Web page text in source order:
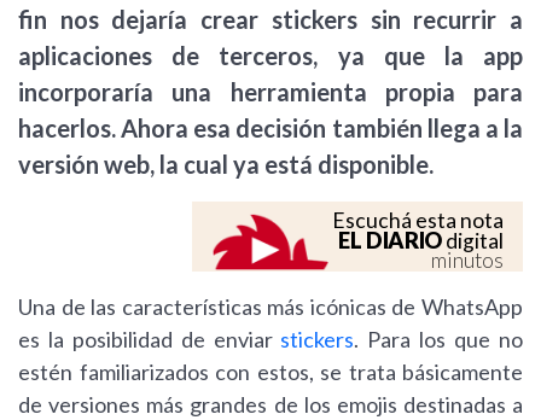
fin nos dejaría crear stickers sin recurrir a
aplicaciones de terceros, ya que la app
incorporaría una herramienta propia para
hacerlos. Ahora esa decisión también llega a la
versión web, la cual ya está disponible.
Escuchá esta nota
EL DIARIOdigital
minutos
Una de las características más icónicas de WhatsApp
es la posibilidad de enviar stickers. Para los que no
estén familiarizados con estos, se trata básicamente
de versiones más grandes de los emojis destinadas a